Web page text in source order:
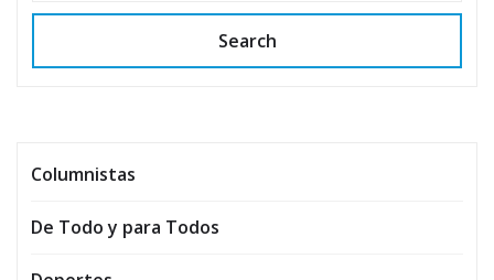
Search
Columnistas
De Todo y para Todos